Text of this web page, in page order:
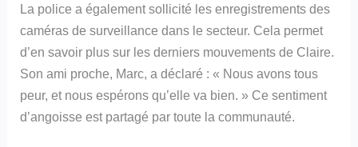
La police a également sollicité les enregistrements des
caméras de surveillance dans le secteur. Cela permet
d’en savoir plus sur les derniers mouvements de Claire.
Son ami proche, Marc, a déclaré : « Nous avons tous
peur, et nous espérons qu’elle va bien. » Ce sentiment
d’angoisse est partagé par toute la communauté.